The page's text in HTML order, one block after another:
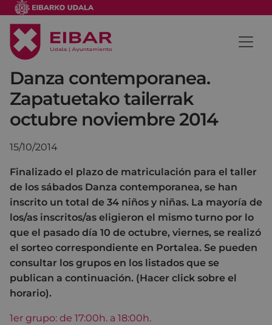
Danza contemporanea.
Zapatuetako tailerrak
octubre noviembre 2014
15/10/2014
Finalizado el plazo de matriculación para el taller
de los sábados Danza contemporanea, se han
inscrito un total de 34 niños y niñas. La mayoría de
los/as inscritos/as eligieron el mismo turno por lo
que el pasado día 10 de octubre, viernes, se realizó
el sorteo correspondiente en Portalea. Se pueden
consultar los grupos en los listados que se
publican a continuación. (Hacer click sobre el
horario).
1er grupo: de 17:00h. a 18:00h.